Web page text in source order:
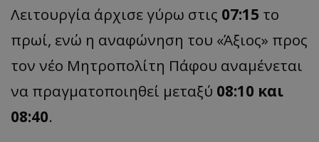
Λειτουργία άρχισε γύρω στις 07:15 το
πρωί, ενώ η αναφώνηση του «Άξιος» προς
τον νέο Μητροπολίτη Πάφου αναμένεται
να πραγματοποιηθεί μεταξύ 08:10 και
08:40.